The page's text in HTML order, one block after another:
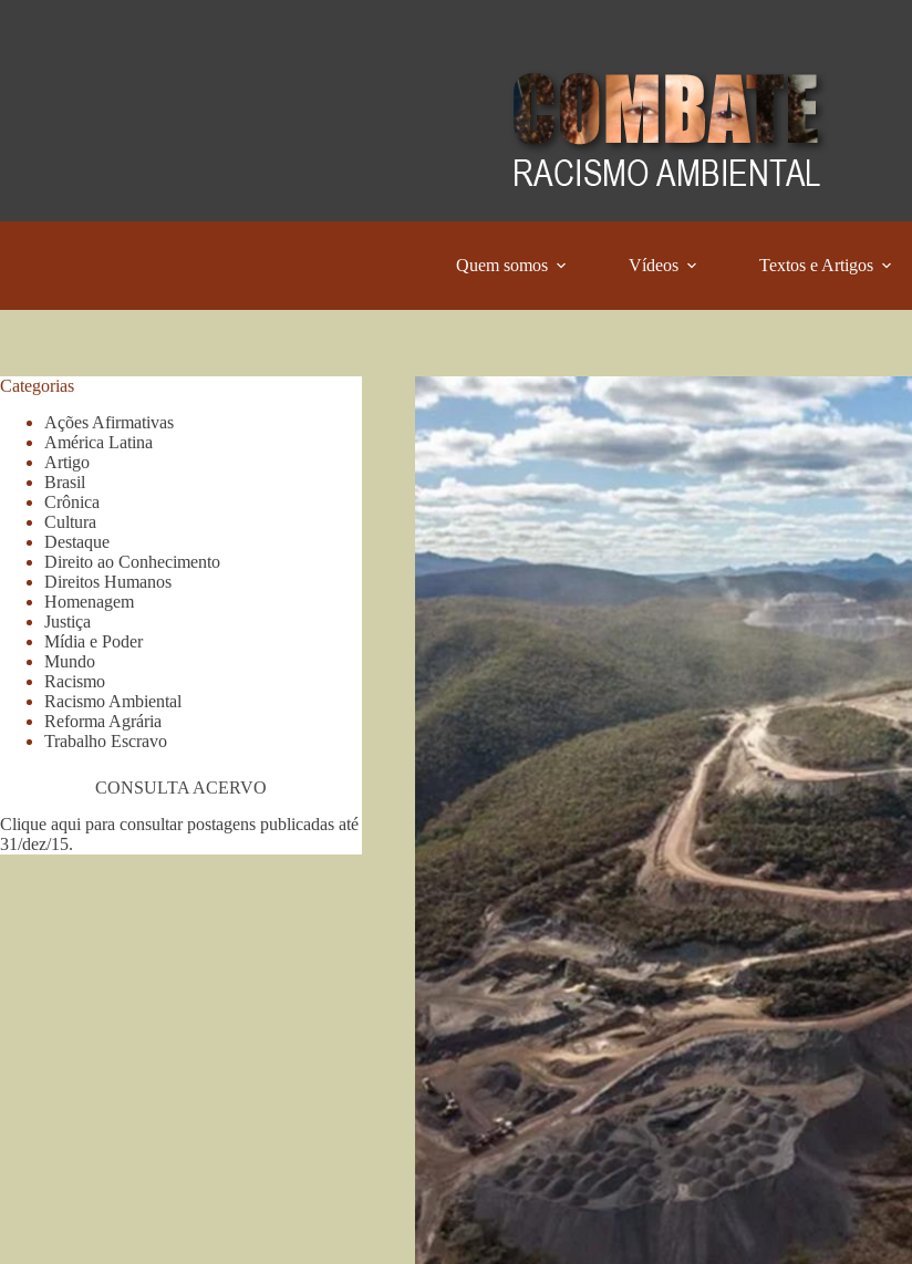
Quem somos Vídeos Textos e Artigos
Categorias
Ações Afirmativas
América Latina
Artigo
Brasil
Crônica
Cultura
Destaque
Direito ao Conhecimento
Direitos Humanos
Homenagem
Justiça
Mídia e Poder
Mundo
Racismo
Racismo Ambiental
Reforma Agrária
Trabalho Escravo
CONSULTA ACERVO
Clique aqui para consultar postagens publicadas até
31/dez/15.